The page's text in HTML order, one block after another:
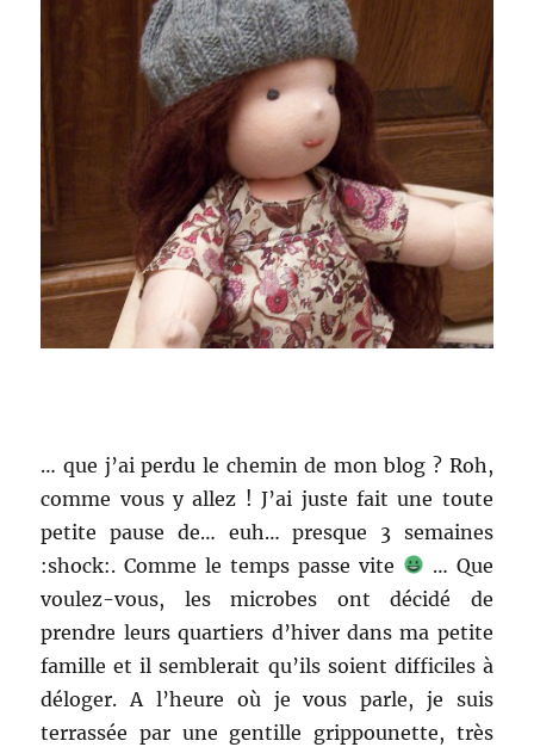
… que j’ai perdu le chemin de mon blog ? Roh,
comme vous y allez ! J’ai juste fait une toute
petite pause de… euh… presque 3 semaines
:shock:. Comme le temps passe vite
… Que
voulez-vous, les microbes ont décidé de
prendre leurs quartiers d’hiver dans ma petite
famille et il semblerait qu’ils soient difficiles à
déloger. A l’heure où je vous parle, je suis
terrassée par une gentille grippounette, très